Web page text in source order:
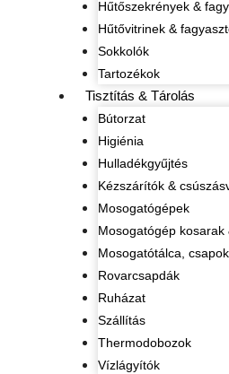
Hűtőszekrények &
Hűtővitrinek &
Sokkolók
Tartozékok
Tisztítás & Tárolás
Bútorzat
Higiénia
Hulladékgyűjtés
Kézszárítók &
Mosogatógépek
Mosogatógép kosarak
Mosogatótálca,
Rovarcsapdák
Ruházat
Szállítás
Thermodobozok
Vízlágyítók